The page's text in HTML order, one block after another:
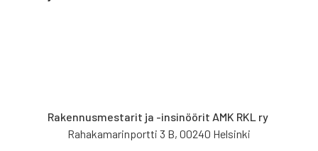
Rakennusmestarit ja -insinöörit AMK RKL ry
Rahakamarinportti 3 B, 00240 Helsinki